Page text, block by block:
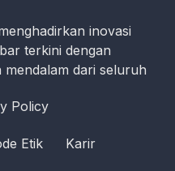
inovasi
terkini dengan
dari seluruh
Policy
Etik Karir